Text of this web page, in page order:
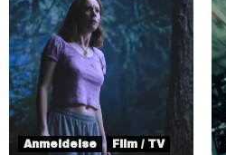
Anmeldelse Film / TV